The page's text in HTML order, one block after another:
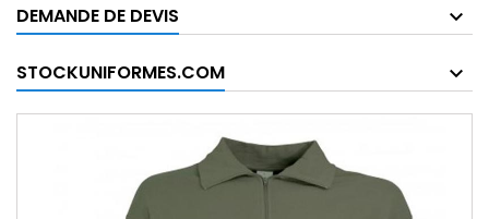
DEMANDE DE DEVIS
STOCKUNIFORMES.COM